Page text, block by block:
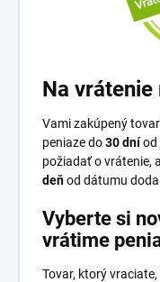
Na
Vami zakúpený
peniaze do30 dníod
požiadať o vrátenie,
deňod dátumu
Vyberte si
vrátime
Tovar, ktorý